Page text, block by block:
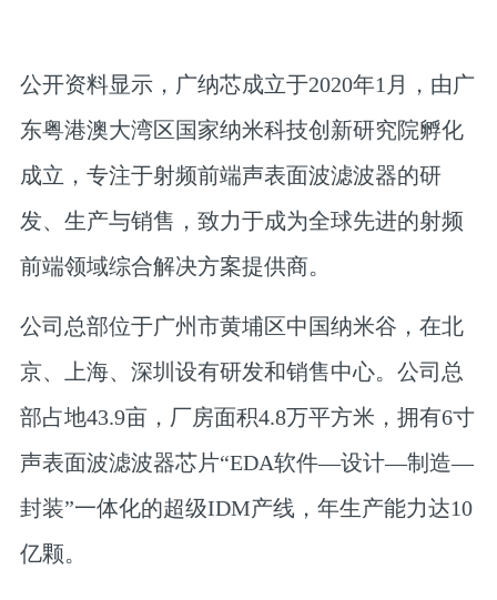
公开资料显示，广纳芯成立于2020年1月，由广
东粤港澳大湾区国家纳米科技创新研究院孵化
成立，专注于射频前端声表面波滤波器的研
发、生产与销售，致力于成为全球先进的射频
前端领域综合解决方案提供商。
公司总部位于广州市黄埔区中国纳米谷，在北
京、上海、深圳设有研发和销售中心。公司总
部占地43.9亩，厂房面积4.8万平方米，拥有6寸
声表面波滤波器芯片“EDA软件—设计—制造—
封装”一体化的超级IDM产线，年生产能力达10
亿颗。